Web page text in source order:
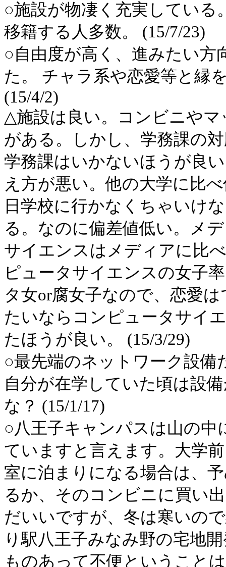
○施設が物凄く充実している
移籍する人多数。 (15/7/23)
○自由度が高く、進みたい方
た。 チャラ系や恋愛等と縁
(15/4/2)
△施設は良い。コンビニや
がある。しかし、学務課の
学務課はいかないほうが良
え方が悪い。他の大学に比
日学校に行かなくちゃいけ
る。なのに偏差値低い。メ
サイエンスはメディアに比
ピュータサイエンスの女子
タ女or腐女子なので、恋愛
たいならコンピュータサイ
たほうが良い。 (15/3/29)
○最先端のネットワーク設
自分が在学していた頃は設
な？ (15/1/17)
○八王子キャンパスは山の
ていますと言えます。大学
室に泊まりになる場合は、
るか、そのコンビニに買い
だいいですが、冬は寒いの
り駅八王子みなみ野の宅地
ものあって不便ということ